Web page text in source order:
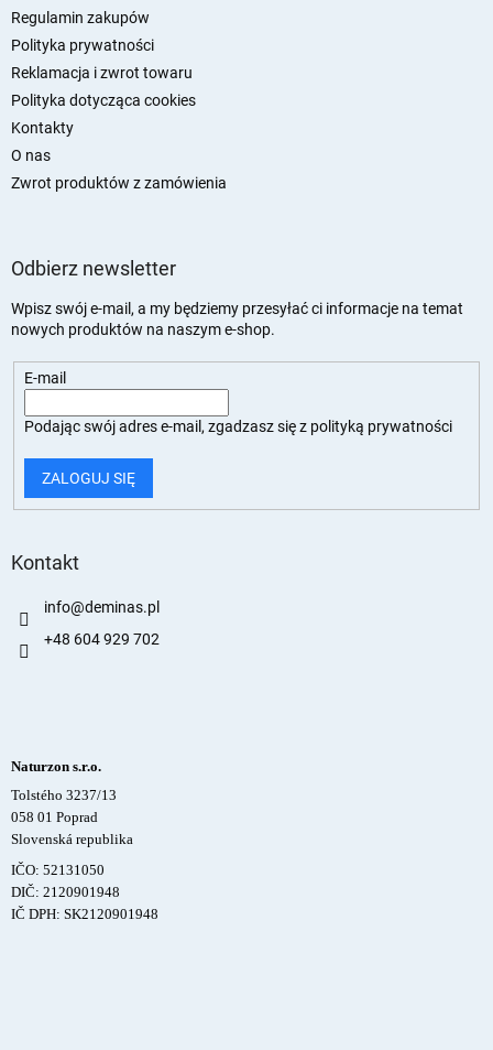
Regulamin zakupów
Polityka prywatności
Reklamacja i zwrot towaru
Polityka dotycząca cookies
Kontakty
O nas
Zwrot produktów z zamówienia
Odbierz newsletter
Wpisz swój e-mail, a my będziemy przesyłać ci informacje na temat
nowych produktów na naszym e-shop.
E-mail
Podając swój adres e-mail, zgadzasz się z polityką prywatności
ZALOGUJ SIĘ
Kontakt
info@deminas.pl
+48 604 929 702
Naturzon s.r.o.
Tolstého 3237/13
058 01 Poprad
Slovenská republika
IČO: 52131050
DIČ: 2120901948
IČ DPH: SK2120901948